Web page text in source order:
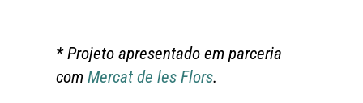
* Projeto apresentado em parceria
com Mercat de les Flors.